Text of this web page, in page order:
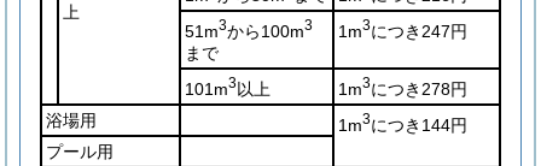
上
51m3から100m3
まで
1m3につき247円
101m3以上 1m3につき278円
浴場用
1m3につき144円
プール用